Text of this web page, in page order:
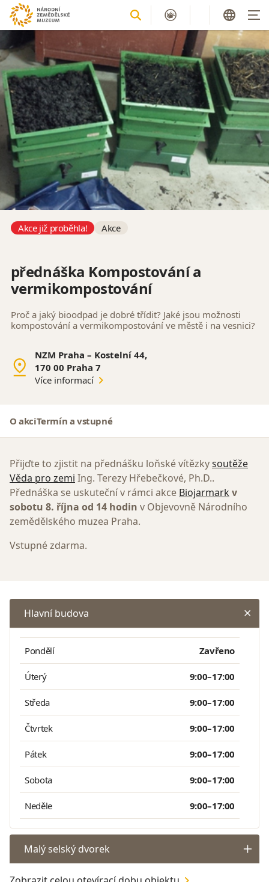
Akce již proběhla! Akce
přednáška Kompostování a
vermikompostování
Proč a jaký bioodpad je dobré třídit? Jaké jsou možnosti
kompostování a vermikompostování ve městě i na vesnici?
NZM Praha – Kostelní 44,
170 00 Praha 7
Více informací
O akciTermín a vstupné
Přijďte to zjistit na přednášku loňské vítězkysoutěže
Věda pro zemi Ing. Terezy Hřebečkové, Ph.D..
Přednáška se uskuteční v rámci akce Biojarmarkv
sobotu 8. října od 14 hodin v Objevovně Národního
zemědělského muzea Praha.
Vstupné zdarma.
Hlavní budova
Pondělí Zavřeno
Úterý 9:00–17:00
Středa 9:00–17:00
Čtvrtek 9:00–17:00
Pátek 9:00–17:00
Sobota 9:00–17:00
Neděle 9:00–17:00
Malý selský dvorek